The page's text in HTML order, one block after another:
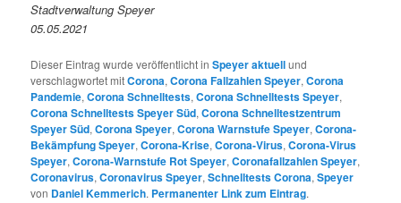
Stadtverwaltung Speyer
05.05.2021
Dieser Eintrag wurde veröffentlicht inSpeyer aktuellund
verschlagwortet mitCorona,Corona Fallzahlen Speyer,Corona
Pandemie,Corona Schnelltests,Corona Schnelltests Speyer,
Corona Schnelltests Speyer Süd,Corona Schnelltestzentrum
Speyer Süd,Corona Speyer,Corona Warnstufe Speyer,Corona-
Bekämpfung Speyer,Corona-Krise,Corona-Virus,Corona-Virus
Speyer,Corona-Warnstufe Rot Speyer,Coronafallzahlen Speyer,
Coronavirus,Coronavirus Speyer,Schnelltests Corona,Speyer
von Daniel Kemmerich. Permanenter Link zum Eintrag.